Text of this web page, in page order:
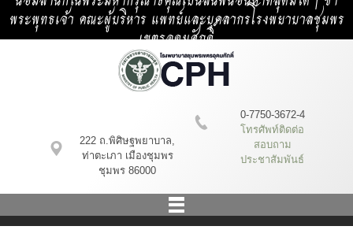
พระพุทธเจ้า คณะผู้บริหาร แพทย์และบุคลากรโรงพยาบาลชุมพร
เขตรอุดมศักดิ์
222 ถ.พิศิษฐพยาบาล,
ท่าตะเภา เมืองชุมพร
ชุมพร 86000
0-7750-3672-4
โทรศัพท์ติดต่อ
สอบถาม
ประชาสัมพันธ์